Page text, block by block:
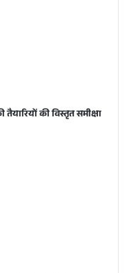
की विस्तृत समीक्षा